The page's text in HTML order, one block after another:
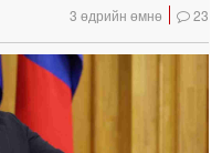
3 өдрийн өмнө 23